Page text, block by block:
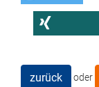
zurück oder